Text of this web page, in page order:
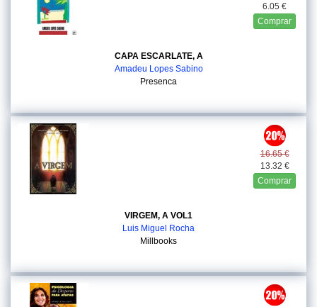
6.05 €
Comprar
CAPA ESCARLATE, A
Amadeu Lopes Sabino
Presenca
16.65 €
13.32 €
Comprar
VIRGEM, A VOL1
Luis Miguel Rocha
Millbooks